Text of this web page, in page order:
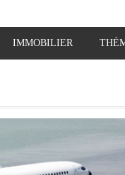
IMMOBILIER